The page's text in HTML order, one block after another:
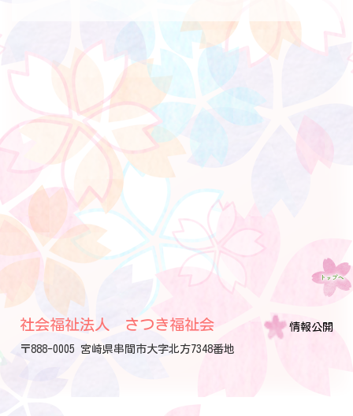
社会福祉法人 さつき福祉会
〒888-0005 宮崎県串間市大字北方7348番地
情報公開